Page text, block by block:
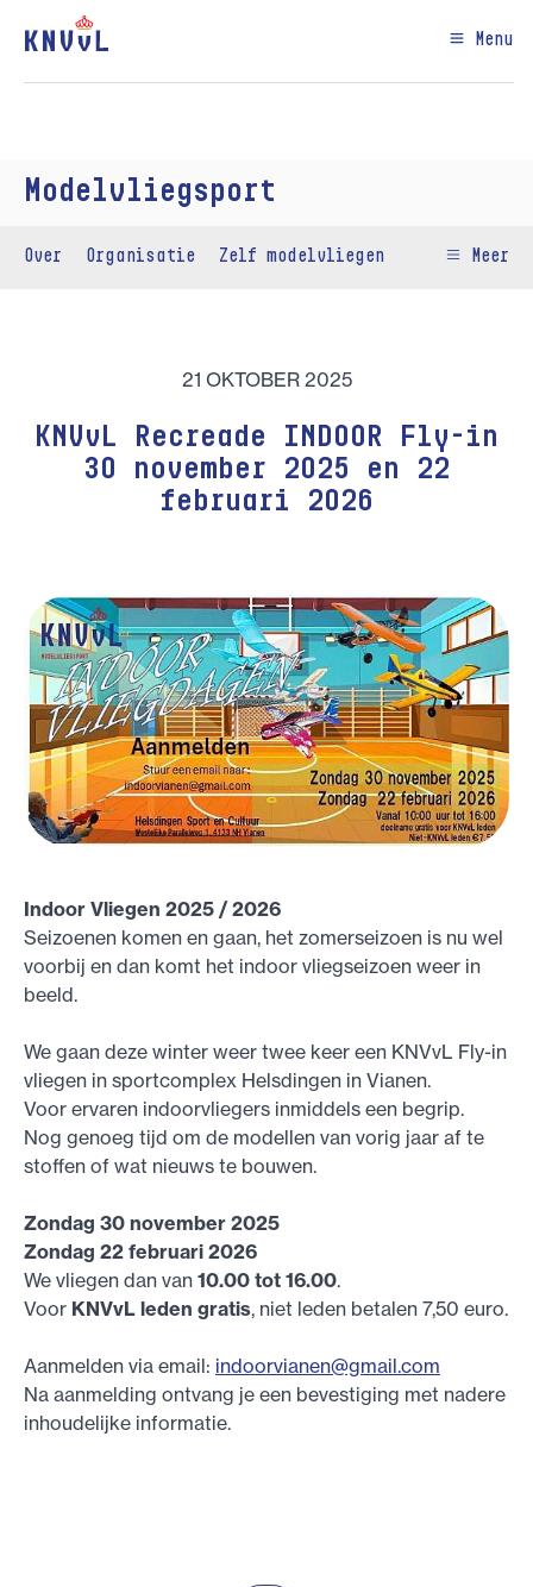
Menu
Modelvliegsport
Over Organisatie Zelf modelvliegen Meer
21 OKTOBER 2025
KNVvL Recreade INDOOR Fly-in
30 november 2025 en 22
februari 2026
Indoor Vliegen 2025 / 2026
Seizoenen komen en gaan, het zomerseizoen is nu wel
voorbij en dan komt het indoor vliegseizoen weer in
beeld.
We gaan deze winter weer twee keer een KNVvL Fly-in
vliegen in sportcomplex Helsdingen in Vianen.
Voor ervaren indoorvliegers inmiddels een begrip.
Nog genoeg tijd om de modellen van vorig jaar af te
stoffen of wat nieuws te bouwen.
Zondag 30 november 2025
Zondag 22 februari 2026
We vliegen dan van 10.00 tot 16.00.
Voor KNVvL leden gratis, niet leden betalen 7,50 euro.
Aanmelden via email: indoorvianen@gmail.com
Na aanmelding ontvang je een bevestiging met nadere
inhoudelijke informatie.